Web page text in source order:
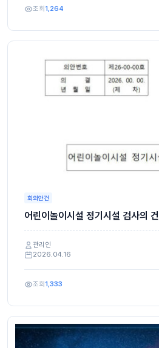
조회1,264
회의안건
어린이놀이시설 정기시설 검사의 건
관리인
2026.04.16
조회 1,333